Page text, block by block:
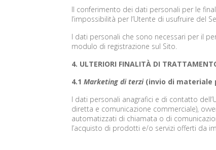
Il conferimento dei dati personali per le
l’impossibilità per l’Utente di usufruire del
I dati personali che sono necessari per il
modulo di registrazione sul Sito.
4. ULTERIORI FINALITÀ DI
4.1 Marketing di terzi(invio di materiale
I dati personali anagrafici e di contatto
diretta e comunicazione commerciale),
automatizzati di chiamata o di
l’acquisto di prodotti e/o servizi offerti da